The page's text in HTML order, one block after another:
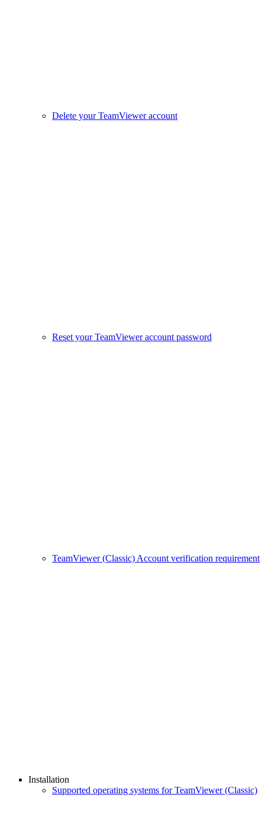
Delete your TeamViewer account
Reset your TeamViewer account password
TeamViewer (Classic) Account verification requirement
Installation
Supported operating systems for TeamViewer (Classic)